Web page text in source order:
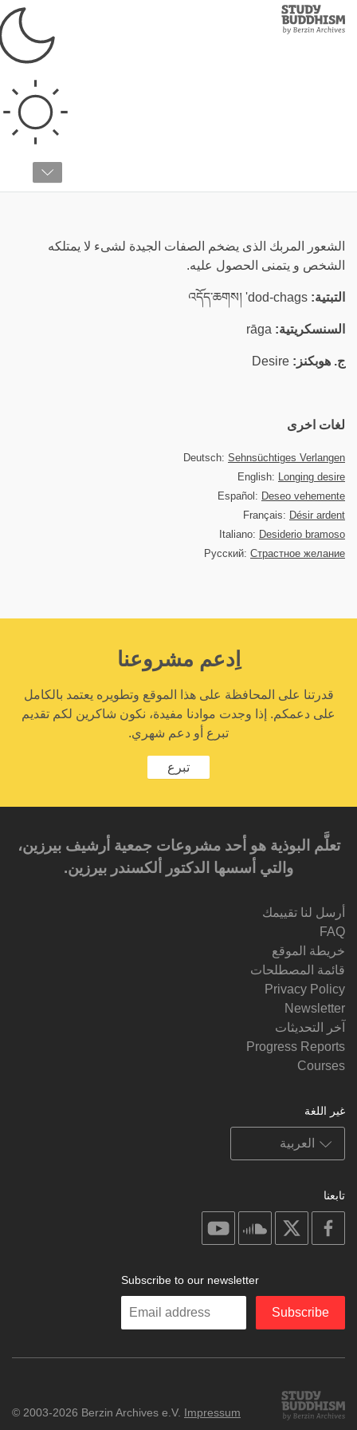
Study
Buddhism
الشعور المربك الذى يضخم الصفات الجيدة لشىء لا يمتلكه
الشخص و يتمنى الحصول عليه.
التبتية:
السنسكريتية:
ج. هوبكنز:
لغات اخرى
Deutsch: Sehnsüchtiges Verlangen
English: Longing desire
Español: Deseo vehemente
Français: Désir ardent
Italiano: Desiderio bramoso
Русский: Страстное желание
اِدعم مشروعنا
قدرتنا على المحافظة على هذا الموقع وتطويره يعتمد بالكامل
على دعمكم. إذا وجدت موادنا مفيدة، نكون شاكرين لكم تقديم
تبرع أو دعم شهري.
تبرع
تعلَّم البوذية هو أحد مشروعات جمعية أرشيف بيرزين،
والتي أسسها الدكتور ألكسندر بيرزين.‎‎
أرسل لنا تقييمك
FAQ
خريطة الموقع
قائمة المصطلحات
Privacy Policy
Newsletter
آخر التحديثات
Progress Reports
Courses
غير اللغة
تابعنا
facebook
soundcloud
Subscribe to our newsletter
Enter
Subscribe
Study
Buddhism
© 2003-2026 Berzin Archives e.V. Impressum